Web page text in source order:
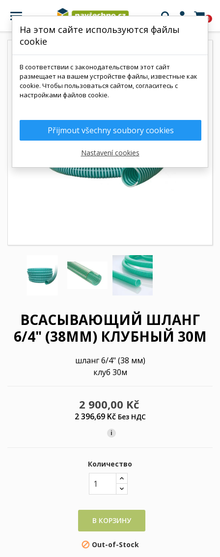
 0
ВСАСЫВАЮЩИЙ ШЛАНГ
6/4" (38ММ) КЛУБНЫЙ 30М
шланг 6/4" (38 мм)
клуб 30м
2 900,00 Kč
2 396,69 Kč Без НДС
i
Количество
В КОРЗИНУ
 Out-of-Stock
На этом сайте используются файлы
cookie
В соответствии с законодательством этот сайт
размещает на вашем устройстве файлы, известные как
cookie. Чтобы пользоваться сайтом, согласитесь с
настройками файлов cookie.
Přijmout všechny soubory cookies
Nastavení cookies